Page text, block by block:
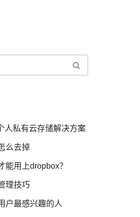
人私有云存储解决方案
么去掉
能用上dropbox？
理技巧
户最感兴趣的人